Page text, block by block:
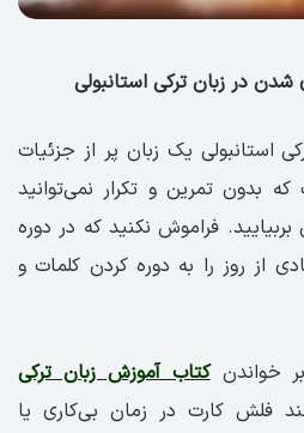
استانبولی یک زبان پر از جزئیات
بدون تمرین و تکرار نمی‌توانید
فراموش نکنید که در دوره
از روز را به دوره کردن کلمات و
خواندنکتاب آموزش زبان ترکی
فلش کارت در زمان بی‌کاری یا